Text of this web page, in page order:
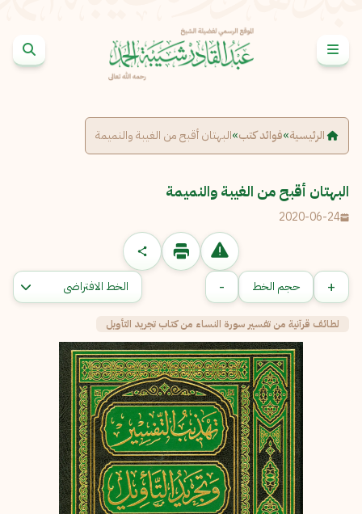
الرئيسية»فوائد كتب»البهتان أقبح من الغيبة والنميمة
البهتان أقبح من الغيبة والنميمة
2020-06-24
الاسم الكامل*
البريد الإلكتروني*
إرسال إلغاء
+ حجم الخط -
لطائف قرآنية من تفسير سورة النساء من كتاب تجريد التأويل